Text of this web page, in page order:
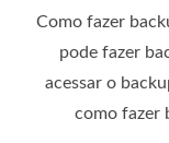
Como fazer
pode fazer
acessar o
como fazer